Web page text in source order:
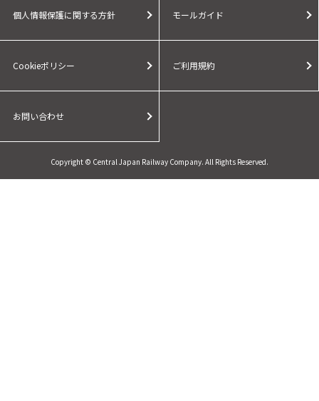
個人情報保護に関する方針 モールガイド
Cookieポリシー ご利用規約
お問い合わせ
Copyright © Central Japan Railway Company. All Rights Reserved.